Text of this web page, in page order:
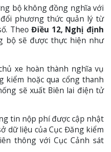
bộ không đồng nghĩa với
phương thức quản lý từ
TheoĐiều 12, Nghị định
bộ sẽ được thực hiện như
xe hoàn thành nghĩa vụ
kiểm hoặc qua cổng thanh
sẽ xuất Biên lai điện tử
tin nộp phí được cập nhật
dữ liệu của Cục Đăng kiểm
thông với Cục Cảnh sát